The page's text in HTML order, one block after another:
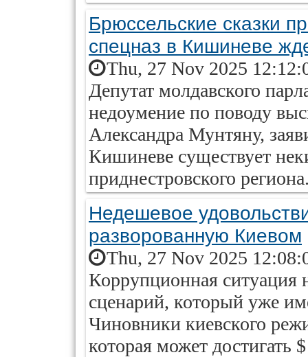
Брюссельские сказки
спецназ в Кишиневе
Thu, 27 Nov 2025
Депутат молдавского
недоумение по поводу
Александра Мунтяну,
Кишиневе существует
приднестровского
Недешевое
разворованную Киевом
Thu, 27 Nov 2025
Коррупционная ситуация
сценарий, который уже
Чиновники киевского
которая может достигать